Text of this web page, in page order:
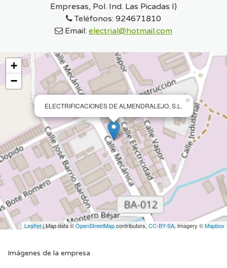
Empresas, Pol. Ind. Las Picadas I)
Teléfonos: 924671810
Email: electrial@hotmail.com
ELECTRIFICACIONES DE ALMENDRALEJO, S.L.
×
+
−
Leaflet| Map data ©OpenStreetMapcontributors, CC-BY-SA, Imagery ©Mapbox
Imágenes de la empresa